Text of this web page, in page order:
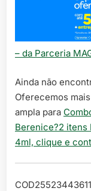
– da Parceria
Ainda não
Oferecemos
ampla para
Berenice?2 itens
4ml, clique e